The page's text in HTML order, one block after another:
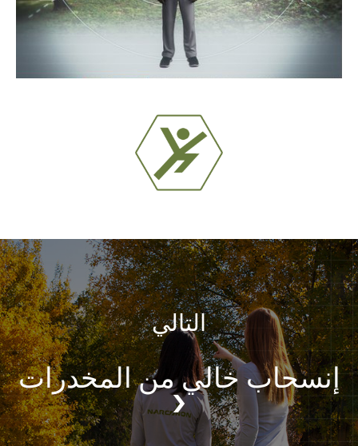
التالي
إنسحاب خالي من المخدرات